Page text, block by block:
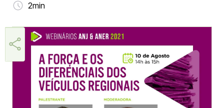
2min
Márcia Miranda